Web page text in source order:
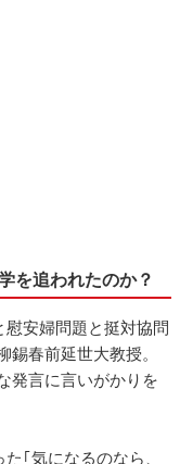
を追われたのか？
安婦問題と挺対協問
春前延世大教授。
発言に言いがかりを
｢気になるのなら、